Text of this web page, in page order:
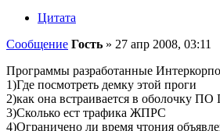
Цитата
Сообщение Гость » 27 апр 2008, 03:11
Программы разработанные
1)Где посмотреть демку этой проги
2)как она встраивается в оболочку
3)Сколько ест трафика ЖПРС
4)Ограничено ли время чтония